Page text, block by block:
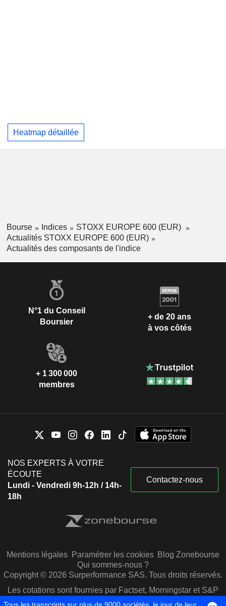
Heatmap détaillée
Bourse Indices
STOXX EUROPE 600 (EUR)
Actualités STOXX EUROPE 600 (EUR)
Actualités des composants de l'indice
N°1 du Conseil
Boursier
+ de 20 ans
à vos côtés
+ 1 300 000
membres
NOS EXPERTS À VOTRE
ÉCOUTE
Lundi - Vendredi 9h-12h / 14h-
18h
Contactez-nous
Mentions légales Paramétrer les cookies Blog Zonebourse
Qui sommes-nous ?
Copyright © 2026 Surperformance SAS. Tous droits réservés.
Les cotations sont fournies par Factset, Morningstar et S&P
Capital IQ